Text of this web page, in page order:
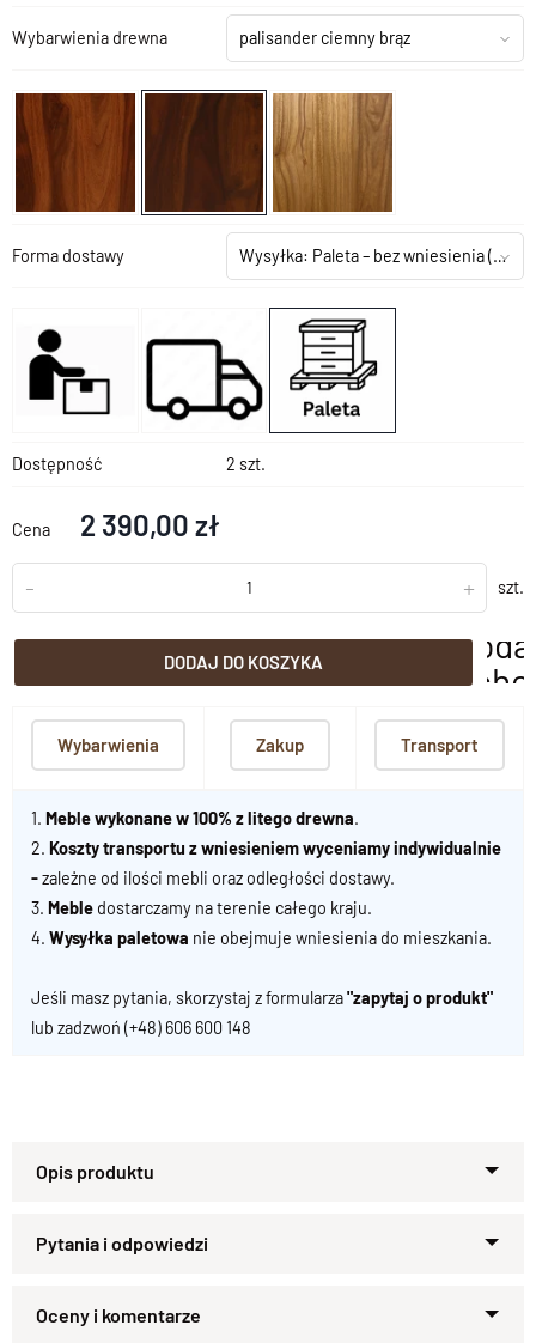
Wybarwienia drewna palisander ciemny brąz
Forma dostawy Wysyłka: Paleta – bez wniesienia(+199,00 zł)
Dostępność 2 szt.
Cena 2 390,00 zł
- + szt.
DODAJ DO KOSZYKA
Wybarwienia Zakup Transport
1. Meble wykonane w 100% z litego drewna.
2. Koszty transportu z wniesieniem wyceniamy indywidualnie
-zależne od ilości mebli oraz odległości dostawy.
3. Meble dostarczamy na terenie całego kraju.
4. Wysyłka paletowa nie obejmuje wniesienia do mieszkania.
Jeśli masz pytania, skorzystaj z formularza"zapytaj o produkt"
lub zadzwoń (+48) 606 600 148
100% lite drewno Palisander Indyjski
Zapytaj o produkt